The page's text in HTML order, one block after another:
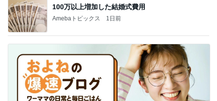
100万以上増加した結婚式費用
Amebaトピックス 1日前